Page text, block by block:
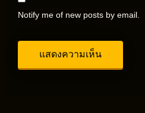
Notify me of new posts by email.